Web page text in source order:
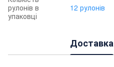
рулонів в
упаковці
12 рулонів
Доставка